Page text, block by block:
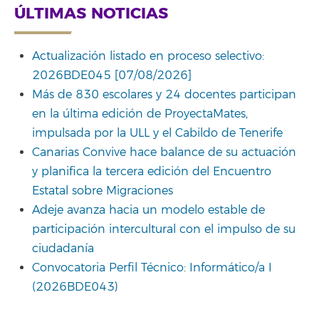
ÚLTIMAS NOTICIAS
Actualización listado en proceso selectivo:
2026BDE045 [07/08/2026]
Más de 830 escolares y 24 docentes participan
en la última edición de ProyectaMates,
impulsada por la ULL y el Cabildo de Tenerife
Canarias Convive hace balance de su actuación
y planifica la tercera edición del Encuentro
Estatal sobre Migraciones
Adeje avanza hacia un modelo estable de
participación intercultural con el impulso de su
ciudadanía
Convocatoria Perfil Técnico: Informático/a I
(2026BDE043)